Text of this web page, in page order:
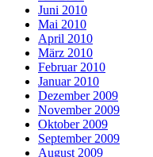
Juni 2010
Mai 2010
April 2010
März 2010
Februar 2010
Januar 2010
Dezember 2009
November 2009
Oktober 2009
September 2009
August 2009